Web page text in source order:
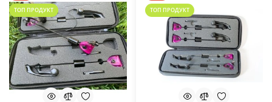
ТОП ПРОДУКТ ТОП ПРОДУКТ